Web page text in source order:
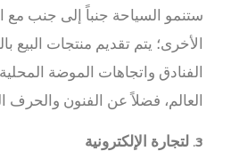
ستنمو السياحة جنباً إلى جنب مع
الأخرى؛ يتم تقديم منتجات البيع
الفنادق واتجاهات الموضة
العالم، فضلاً عن الفنون والحرف
3. لتجارة الإلكترونية